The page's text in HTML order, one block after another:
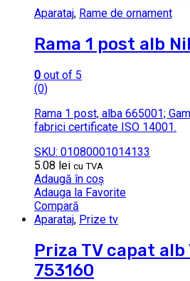
Aparataj, Rame de ornament
Rama 1 post alb
0 out of 5
(0)
Rama 1 post, alba 665001;
fabrici certificate ISO 14001.
SKU: 01080001014133
5.08 lei cu TVA
Adaugă în coș
Adauga la Favorite
Compară
Aparataj, Prize tv
Priza TV capat
753160